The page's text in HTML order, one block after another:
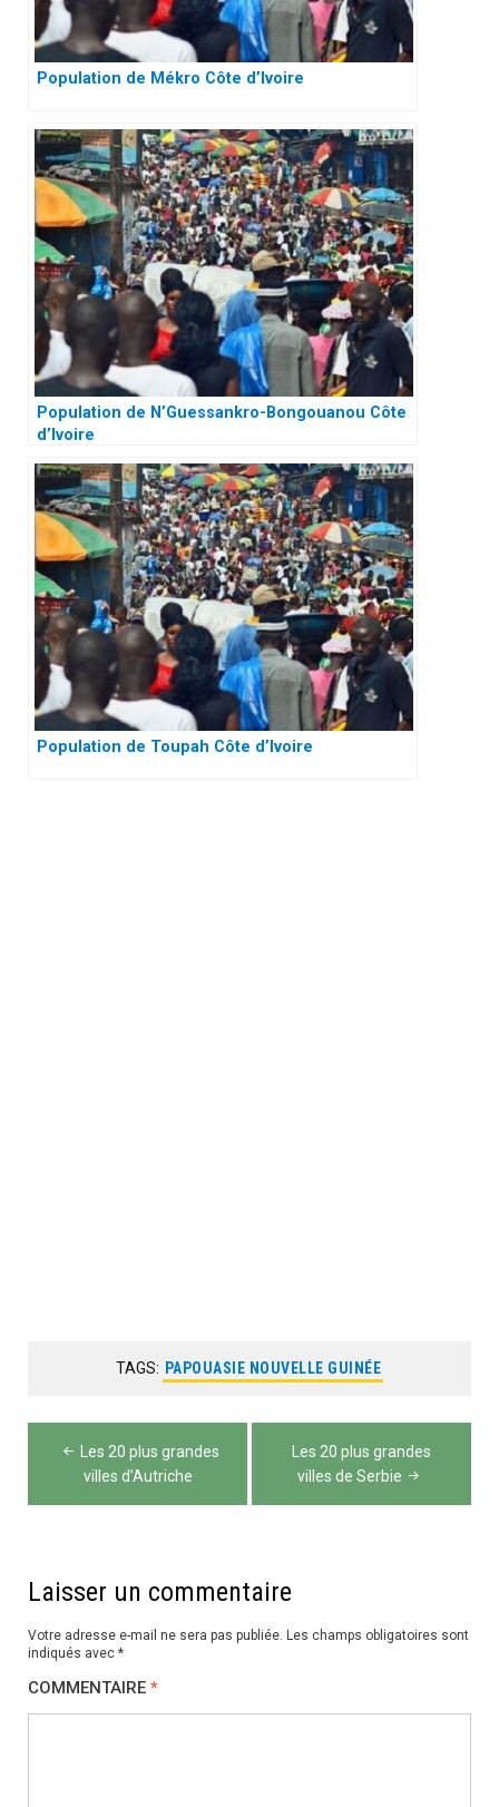
Population de Mékro Côte d’Ivoire
Population de N’Guessankro-Bongouanou Côte
d’Ivoire
Population de Toupah Côte d’Ivoire
TAGS: PAPOUASIE NOUVELLE GUINÉE
Navigation
Les 20 plus grandes
villes d’Autriche
Les 20 plus grandes
villes de Serbie
Laisser un commentaire
Votre adresse e-mail ne sera pas publiée. Les champs obligatoires sont
indiqués avec *
COMMENTAIRE *